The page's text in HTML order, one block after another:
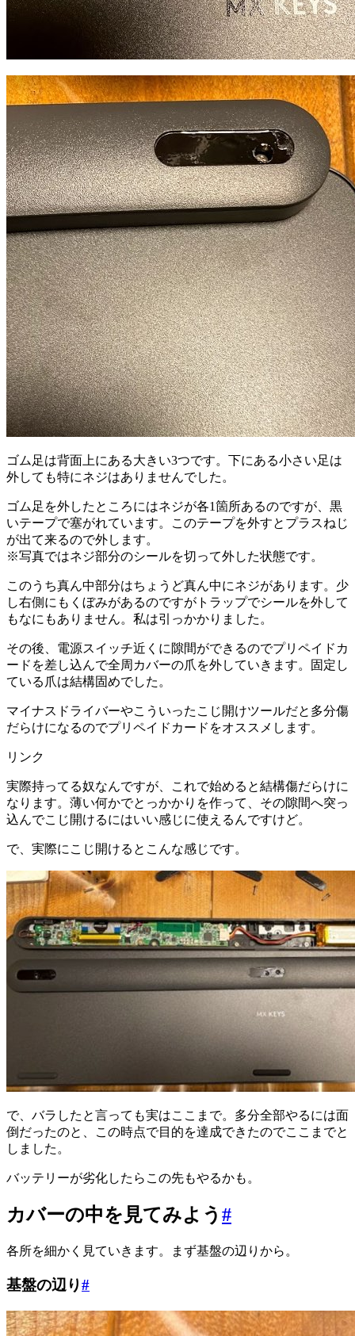
ゴム足は背面上にある大きい3つです。下にある小さい足は
外しても特にネジはありませんでした。
ゴム足を外したところにはネジが各1箇所あるのですが、黒
いテープで塞がれています。このテープを外すとプラスねじ
が出て来るので外します。
※写真ではネジ部分のシールを切って外した状態です。
このうち真ん中部分はちょうど真ん中にネジがあります。少
し右側にもくぼみがあるのですがトラップでシールを外して
もなにもありません。私は引っかかりました。
その後、電源スイッチ近くに隙間ができるのでプリペイドカ
ードを差し込んで全周カバーの爪を外していきます。固定し
ている爪は結構固めでした。
マイナスドライバーやこういったこじ開けツールだと多分傷
だらけになるのでプリペイドカードをオススメします。
リンク
実際持ってる奴なんですが、これで始めると結構傷だらけに
なります。薄い何かでとっかかりを作って、その隙間へ突っ
込んでこじ開けるにはいい感じに使えるんですけど。
で、実際にこじ開けるとこんな感じです。
で、バラしたと言っても実はここまで。多分全部やるには面
倒だったのと、この時点で目的を達成できたのでここまでと
しました。
バッテリーが劣化したらこの先もやるかも。
カバーの中を見てみよう #
各所を細かく見ていきます。まず基盤の辺りから。
基盤の辺り#